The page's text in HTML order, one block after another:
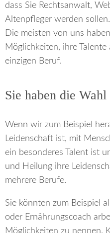
dass Sie Rechtsanwalt,
Altenpfleger werden
Die meisten von uns
Möglichkeiten, ihre
einzigen Beruf.
Sie haben die Wahl
Wenn wir zum Beispiel
Leidenschaft ist, mit
ein besonderes Talent ist
und Heilung ihre
mehrere Berufe.
Sie könnten zum Beispiel
oder Ernährungscoach
Möglichkeiten zu nennen.